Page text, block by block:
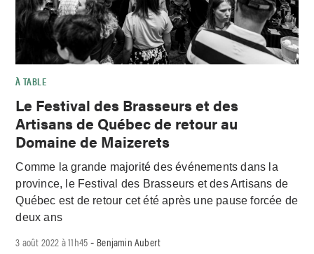
À TABLE
Le Festival des Brasseurs et des
Artisans de Québec de retour au
Domaine de Maizerets
Comme la grande majorité des événements dans la
province, le Festival des Brasseurs et des Artisans de
Québec est de retour cet été après une pause forcée de
deux ans
3 août 2022 à 11h45 - Benjamin Aubert